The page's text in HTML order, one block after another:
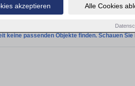
akzeptieren Alle Cookies
Aktuelle
keine passenden Objekte finden. Schauen